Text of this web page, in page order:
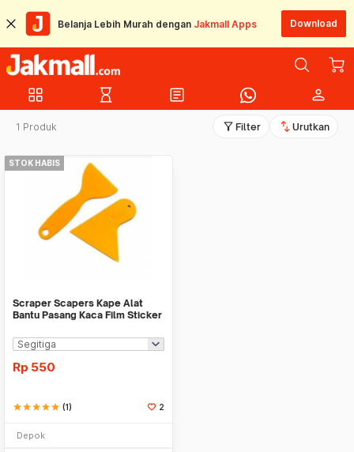
Belanja Lebih Murah dengan Jakmall Apps Download
grid_view hourglass_empty article person
1 Produk filter_alt Filter swap_vert Urutkan
STOK HABIS
Scraper Scapers Kape Alat
Bantu Pasang Kaca Film Sticker
Rp 550
starstarstarstarstar (1) 2
Depok